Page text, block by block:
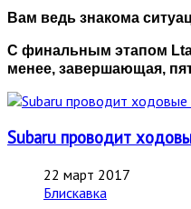
Вам ведь знакома
С финальным этапом
менее, завершающая,
Subaru проводит
22 март 2017
Блискавка